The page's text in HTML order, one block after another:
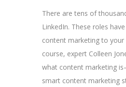
There are tens of
LinkedIn. These roles
content marketing to your
course, expert Colleen
what content marketing
smart content marketing